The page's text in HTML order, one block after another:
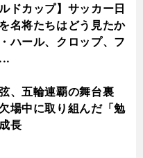
ルドカップ】サッカー日
名将たちはどう見たか
ハール、クロップ、フ
、五輪連覇の舞台裏
場中に取り組んだ「勉
長